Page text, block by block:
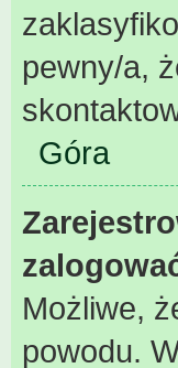
pewny/a,
Góra
Możliwe,
powodu.